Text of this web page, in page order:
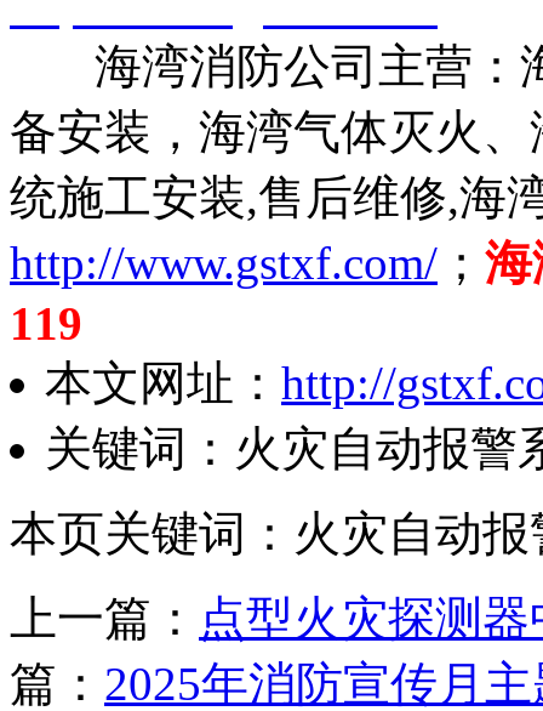
海湾消防公司主营：
备安装，海湾气体灭火
统施工安装,售后维修,海
http://www.gstxf.com/ ； 海
119
本文网址： http://
关键词：火灾自动报警
本页关键词：火灾自动
上一篇： 点型火灾探测
篇： 2025年消防宣传月